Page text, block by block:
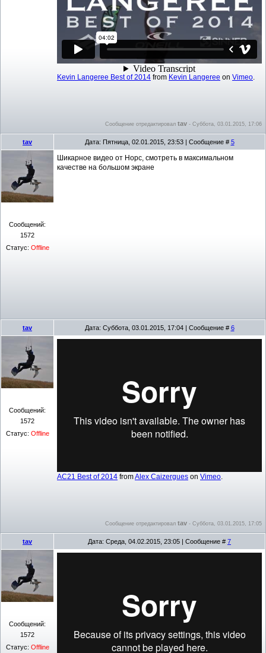
Kevin Langeree Best of 2014 from Kevin Langeree on Vimeo
Сообщение отредактировал tav - Суббота, 03.01.2015, 17:06
tav Дата: Пятница, 02.01.2015, 23:53 | Сообщение # 5
Сообщений:
1572
Статус: Offline
Шикарное видео от Норс, смотреть в максимальном
качестве на большом экране
tav Дата: Суббота, 03.01.2015, 17:04 | Сообщение # 6
Сообщений:
1572
Статус: Offline
AC21 Best of 2014 fromAlex Caizergues on Vimeo
Сообщение отредактировал tav - Суббота, 03.01.2015, 17:05
tav Дата: Среда, 04.02.2015, 23:05 | Сообщение # 7
Сообщений:
1572
Статус: Offline